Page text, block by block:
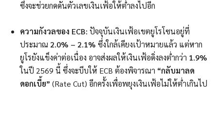
ซึ่งจะช่วยกดดันตัวเลขเงินเฟ้อให้ต่ำลงไปอีก
ความกังวลของ ECB: ปัจจุบันเงินเฟ้อเขตยูโรโซนอยู่ที่
ประมาณ 2.0% – 2.1% ซึ่งใกล้เคียงเป้าหมายแล้ว แต่หาก
ยูโรยังแข็งค่าต่อเนื่อง อาจส่งผลให้เงินเฟ้อดิ่งลงต่ำกว่า 1.9%
ในปี 2569 นี้ ซึ่งจะบีบให้ ECB ต้องพิจารณา “กลับมาลด
ดอกเบี้ย” (Rate Cut) อีกครั้งเพื่อพยุงเงินเฟ้อไม่ให้ต่ำเกินไป